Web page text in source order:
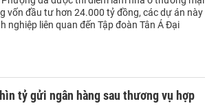
vốn đầu tư hơn 24.000 tỷ đồng, các dự án này
nghiệp liên quan đến Tập đoàn Tân Á Đại
tỷ gửi ngân hàng sau thương vụ hợp